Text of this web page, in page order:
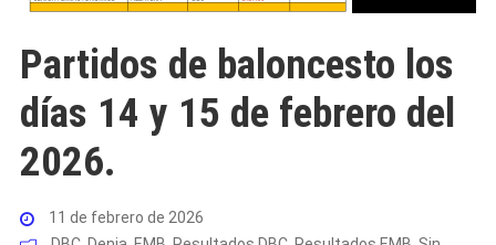
Partidos de baloncesto los
días 14 y 15 de febrero del
2026.
11 de febrero de 2026